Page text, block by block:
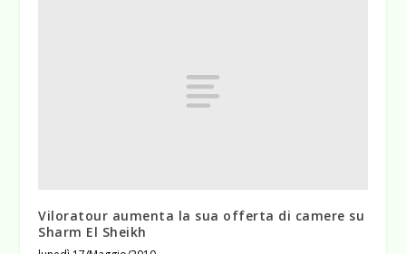
Viloratour aumenta la sua offerta di camere su
Sharm El Sheikh